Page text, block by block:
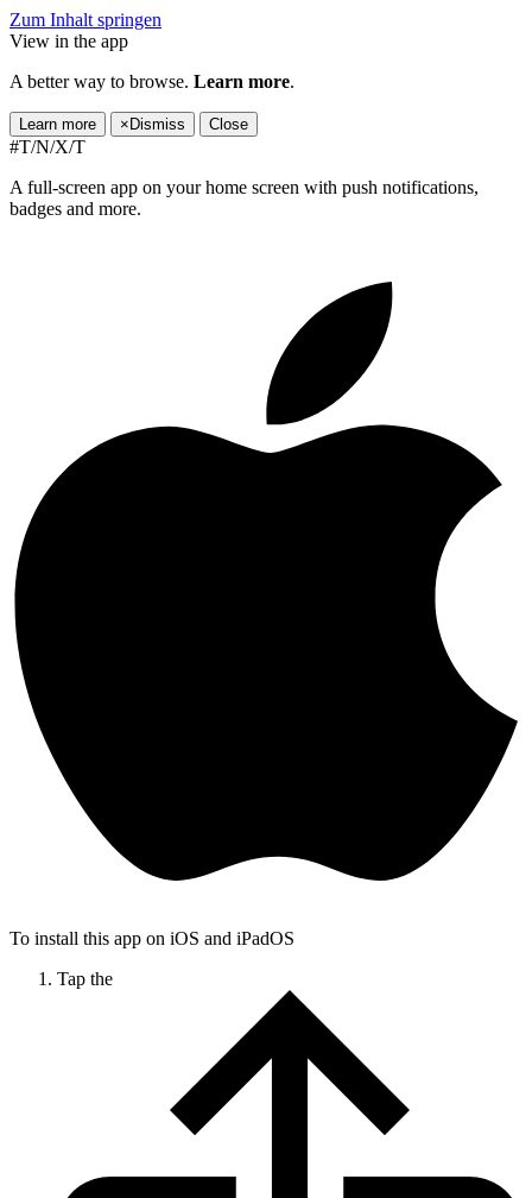
Zum Inhalt springen
View in the app
A better way to browse. Learn more.
Learn more × Dismiss Close
#T/N/X/T
A full-screen app on your home screen with push notifications,
badges and more.
To install this app on iOS and iPadOS
Tap the